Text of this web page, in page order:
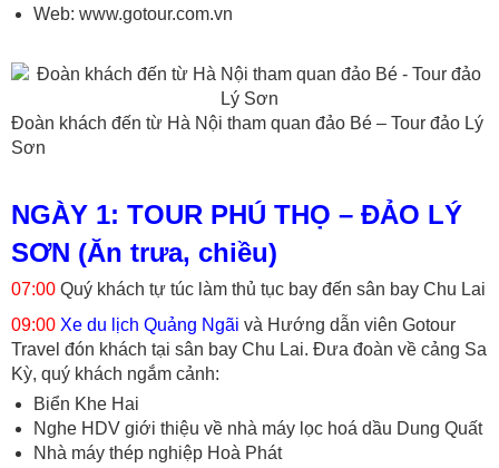
Web: www.gotour.com.vn
Đoàn khách đến từ Hà Nội tham quan đảo Bé – Tour đảo Lý
Sơn
NGÀY 1: TOUR PHÚ THỌ – ĐẢO LÝ
SƠN (Ăn trưa, chiều)
07:00 Quý khách tự túc làm thủ tục bay đến sân bay Chu Lai
09:00 Xe du lịch Quảng Ngãi và Hướng dẫn viên Gotour
Travel đón khách tại sân bay Chu Lai. Đưa đoàn về cảng Sa
Kỳ, quý khách ngắm cảnh:
Biển Khe Hai
Nghe HDV giới thiệu về nhà máy lọc hoá dầu Dung Quất
Nhà máy thép nghiệp Hoà Phát